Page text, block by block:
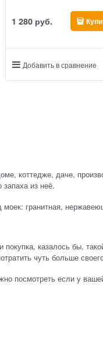
1 280 руб.
Добавить в сравнение
коттедже, даче,
из неё.
гранитная,
покупка, казалось бы,
чуть больше
посмотреть если у